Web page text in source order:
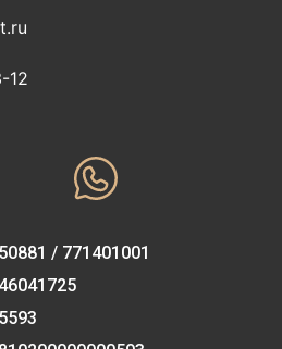
12‬‬
/ 771401001